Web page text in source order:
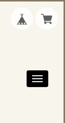
Toggle